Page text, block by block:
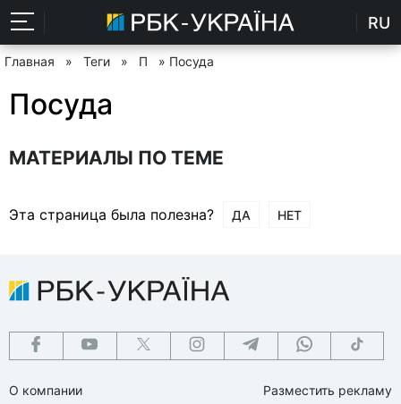
RU
Главная » Теги » П » Посуда
Посуда
МАТЕРИАЛЫ ПО ТЕМЕ
Эта страница была полезна? ДА НЕТ
О компании
Разместить рекламу